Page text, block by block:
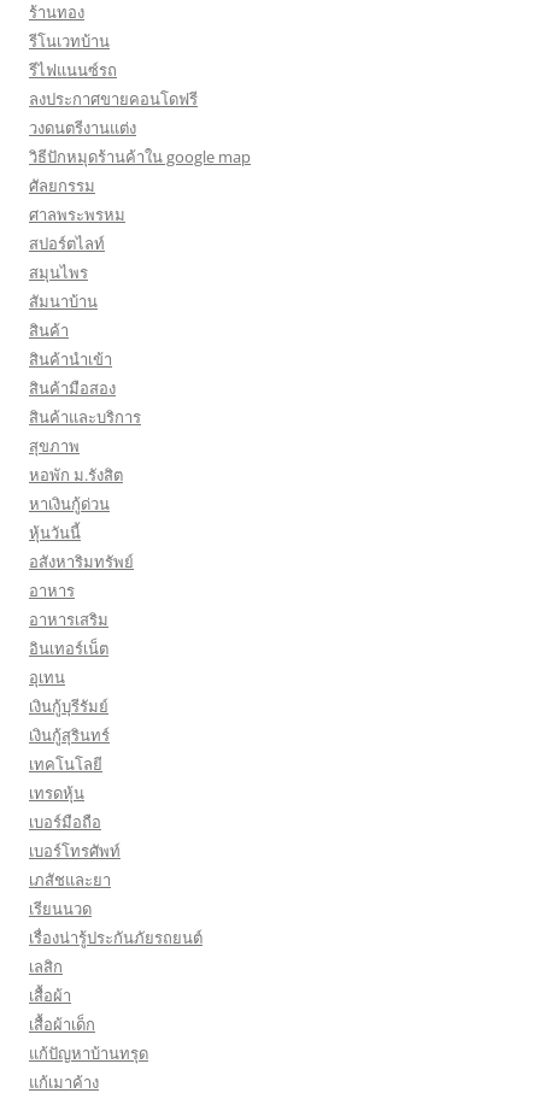
ร้านทอง
รีโนเวทบ้าน
รีไฟแนนซ์รถ
ลงประกาศขายคอนโดฟรี
วงดนตรีงานแต่ง
วิธีปักหมุดร้านค้าใน google map
ศัลยกรรม
ศาลพระพรหม
สปอร์ตไลท์
สมุนไพร
สัมนาบ้าน
สินค้า
สินค้านำเข้า
สินค้ามือสอง
สินค้าและบริการ
สุขภาพ
หอพัก ม.รังสิต
หาเงินกู้ด่วน
หุ้นวันนี้
อสังหาริมทรัพย์
อาหาร
อาหารเสริม
อินเทอร์เน็ต
อุเทน
เงินกู้บุรีรัมย์
เงินกู้สุรินทร์
เทคโนโลยี
เทรดหุ้น
เบอร์มือถือ
เบอร์โทรศัพท์
เภสัชและยา
เรียนนวด
เรื่องน่ารู้ประกันภัยรถยนต์
เลสิก
เสื้อผ้า
เสื้อผ้าเด็ก
แก้ปัญหาบ้านทรุด
แก้เมาค้าง